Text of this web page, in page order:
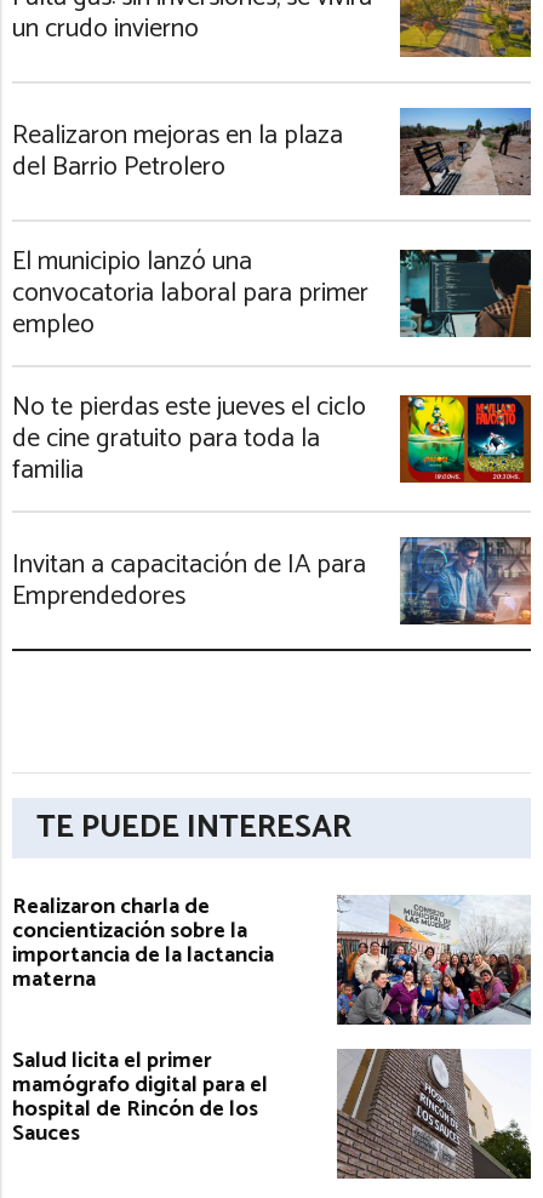
un crudo invierno
Realizaron mejoras en la plaza
del Barrio Petrolero
El municipio lanzó una
convocatoria laboral para primer
empleo
No te pierdas este jueves el ciclo
de cine gratuito para toda la
familia
Invitan a capacitación de IA para
Emprendedores
TE PUEDE INTERESAR
Realizaron charla de
concientización sobre la
importancia de la lactancia
materna
Salud licita el primer
mamógrafo digital para el
hospital de Rincón de los
Sauces